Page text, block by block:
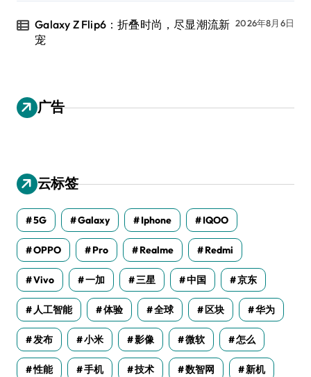
Galaxy Z Flip6：折叠时尚，尽显潮流新
宠
2026年8月6日
广告
云标签
5G Galaxy Iphone IQOO
OPPO Pro Realme Redmi
Vivo 一加 三星 中国 京东
人工智能 体验 全球 区块 华为
发布 小米 影像 微软 怎么
性能 手机 技术 数智网 新机